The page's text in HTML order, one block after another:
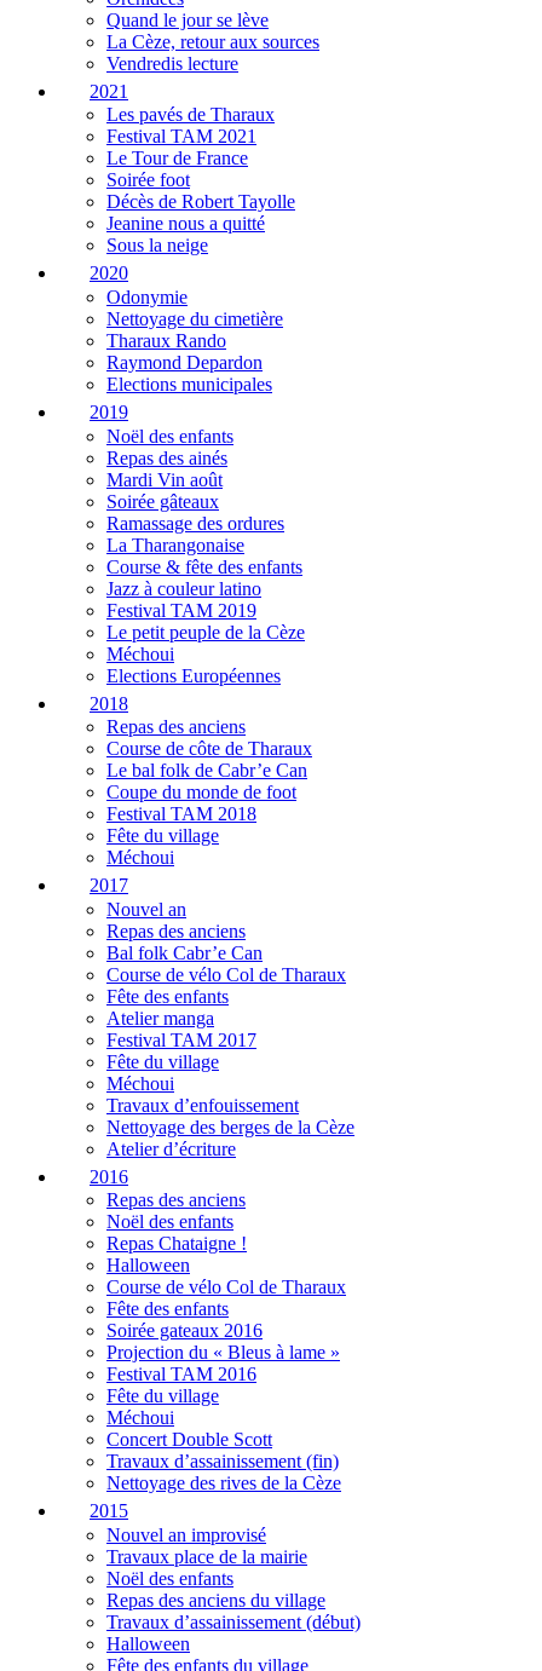
Quand le jour se lève
La Cèze, retour aux sources
Vendredis lecture
2021
Les pavés de Tharaux
Festival TAM 2021
Le Tour de France
Soirée foot
Décès de Robert Tayolle
Jeanine nous a quitté
Sous la neige
2020
Odonymie
Nettoyage du cimetière
Tharaux Rando
Raymond Depardon
Elections municipales
2019
Noël des enfants
Repas des ainés
Mardi Vin août
Soirée gâteaux
Ramassage des ordures
La Tharangonaise
Course & fête des enfants
Jazz à couleur latino
Festival TAM 2019
Le petit peuple de la Cèze
Méchoui
Elections Européennes
2018
Repas des anciens
Course de côte de Tharaux
Le bal folk de Cabr’e Can
Coupe du monde de foot
Festival TAM 2018
Fête du village
Méchoui
2017
Nouvel an
Repas des anciens
Bal folk Cabr’e Can
Course de vélo Col de Tharaux
Fête des enfants
Atelier manga
Festival TAM 2017
Fête du village
Méchoui
Travaux d’enfouissement
Nettoyage des berges de la Cèze
Atelier d’écriture
2016
Repas des anciens
Noël des enfants
Repas Chataigne !
Halloween
Course de vélo Col de Tharaux
Fête des enfants
Soirée gateaux 2016
Projection du « Bleus à lame »
Festival TAM 2016
Fête du village
Méchoui
Concert Double Scott
Travaux d’assainissement (fin)
Nettoyage des rives de la Cèze
2015
Nouvel an improvisé
Travaux place de la mairie
Noël des enfants
Repas des anciens du village
Travaux d’assainissement (début)
Halloween
Fête des enfants du village